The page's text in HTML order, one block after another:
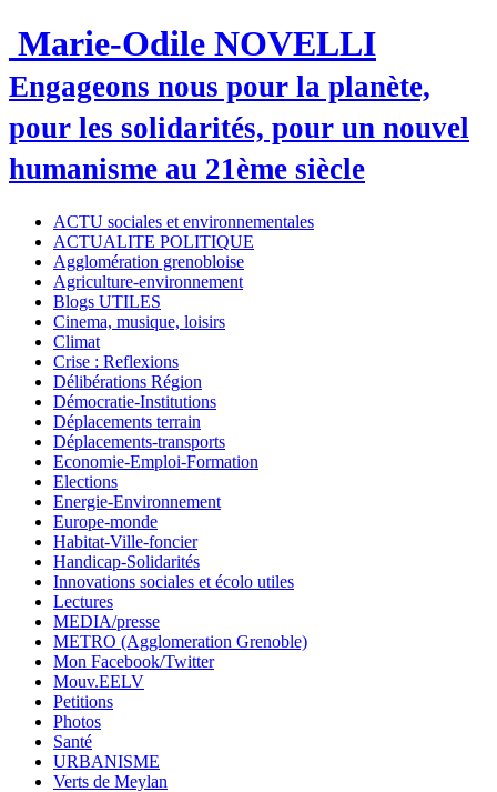
Marie-Odile NOVELLI
Engageons nous pour la planète,
pour les solidarités, pour un nouvel
humanisme au 21ème siècle
ACTU sociales et environnementales
ACTUALITE POLITIQUE
Agglomération grenobloise
Agriculture-environnement
Blogs UTILES
Cinema, musique, loisirs
Climat
Crise : Reflexions
Délibérations Région
Démocratie-Institutions
Déplacements terrain
Déplacements-transports
Economie-Emploi-Formation
Elections
Energie-Environnement
Europe-monde
Habitat-Ville-foncier
Handicap-Solidarités
Innovations sociales et écolo utiles
Lectures
MEDIA/presse
METRO (Agglomeration Grenoble)
Mon Facebook/Twitter
Mouv.EELV
Petitions
Photos
Santé
URBANISME
Verts de Meylan